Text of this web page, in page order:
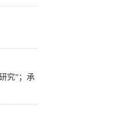
究”；承